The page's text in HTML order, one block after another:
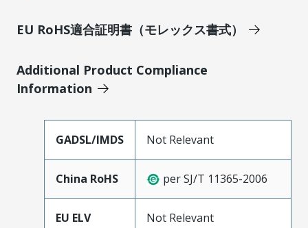
EU RoHS適合証明書（モレックス書式）
Additional Product Compliance
Information
GADSL/IMDS Not Relevant
China RoHS per SJ/T 11365-2006
EU ELV Not Relevant